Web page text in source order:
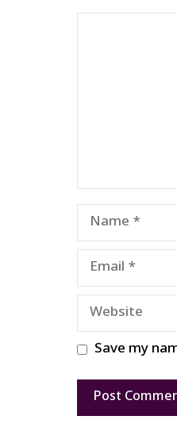
Name
Email
Website
Save my